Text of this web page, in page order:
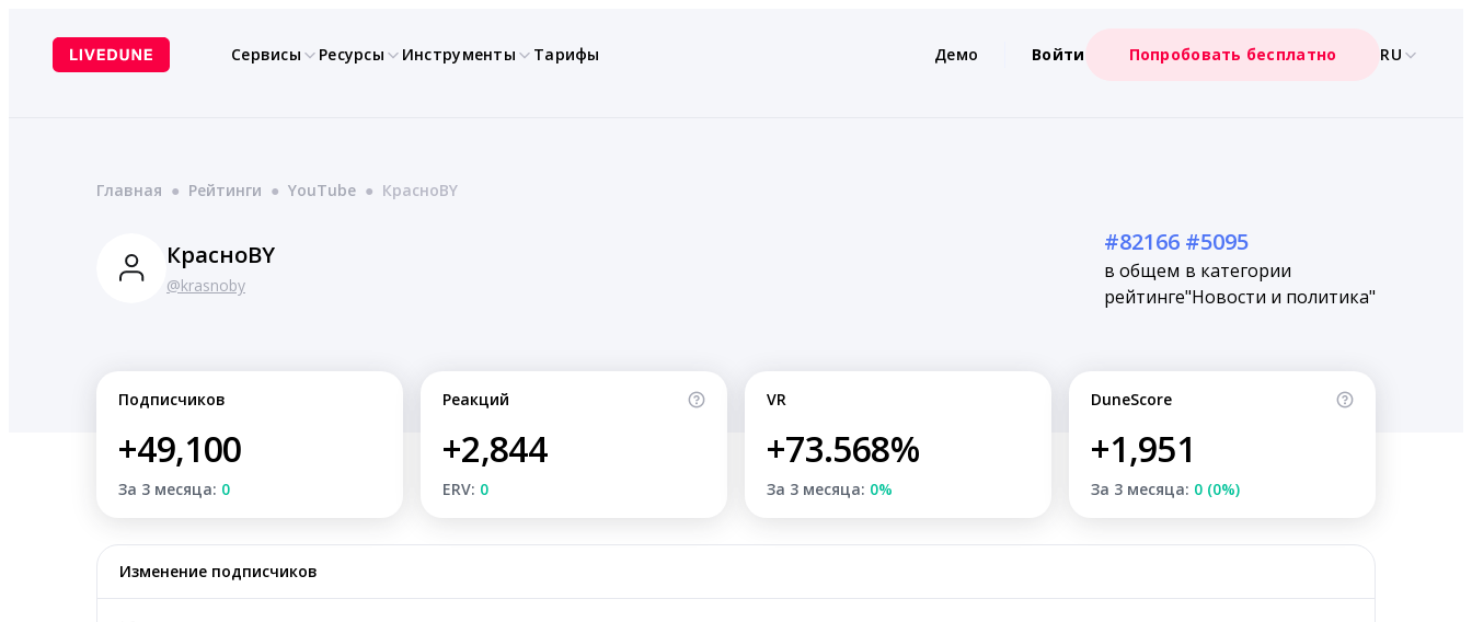
содержимому
Сервисы Ресурсы Инструменты Тарифы Демо Войти Попробовать бесплатно RU
Главная ● Рейтинги ● YouTube ● КрасноBY
КрасноBY
@krasnoby
#82166
в общем
рейтинге
#5095
в категории
"Новости и политика"
Подписчиков
+49,100
За 3 месяца: 0
Реакций
+2,844
ERV: 0
VR
+73.568%
За 3 месяца: 0%
DuneScore
+1,951
За 3 месяца: 0 (0%)
Изменение подписчиков